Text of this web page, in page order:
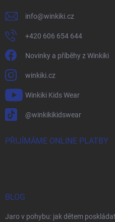
info@winkiki.cz
+420 606 654 644
Novinky a příběhy z Winkiki
winkiki.cz
Winkiki Kids Wear
@winkikikidswear
PŘIJÍMÁME ONLINE PLATBY
BLOG
Jaro v pohybu: jak dětem